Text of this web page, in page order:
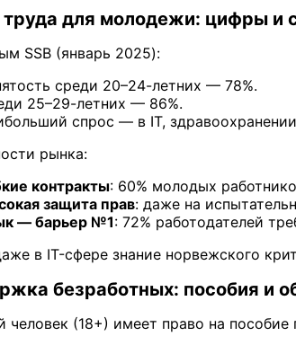
для молодежи: цифры и
SSB (январь 2025):
среди 20–24-летних — 78%.
25–29-летних — 86%.
спрос — в IT,
рынка:
контракты: 60% молодых
защита прав: даже на
— барьер №1: 72% работодателей
в IT-сфере знание норвежского
безработных: пособия и
человек (18+) имеет право на пособие